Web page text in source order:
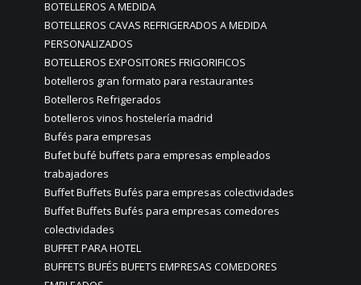
BOTELLEROS A MEDIDA
BOTELLEROS CAVAS REFRIGERADOS A MEDIDA
PERSONALIZADOS
BOTELLEROS EXPOSITORES FRIGORIFICOS
botelleros gran formato para restaurantes
Botelleros Refrigerados
botelleros vinos hostelería madrid
Bufés para empresas
Bufet bufé buffets para empresas empleados
trabajadores
Buffet Buffets Bufés para empresas colectividades
Buffet Buffets Bufés para empresas comedores
colectividades
BUFFET PARA HOTEL
BUFFETS BUFÉS BUFETS EMPRESAS COMEDORES